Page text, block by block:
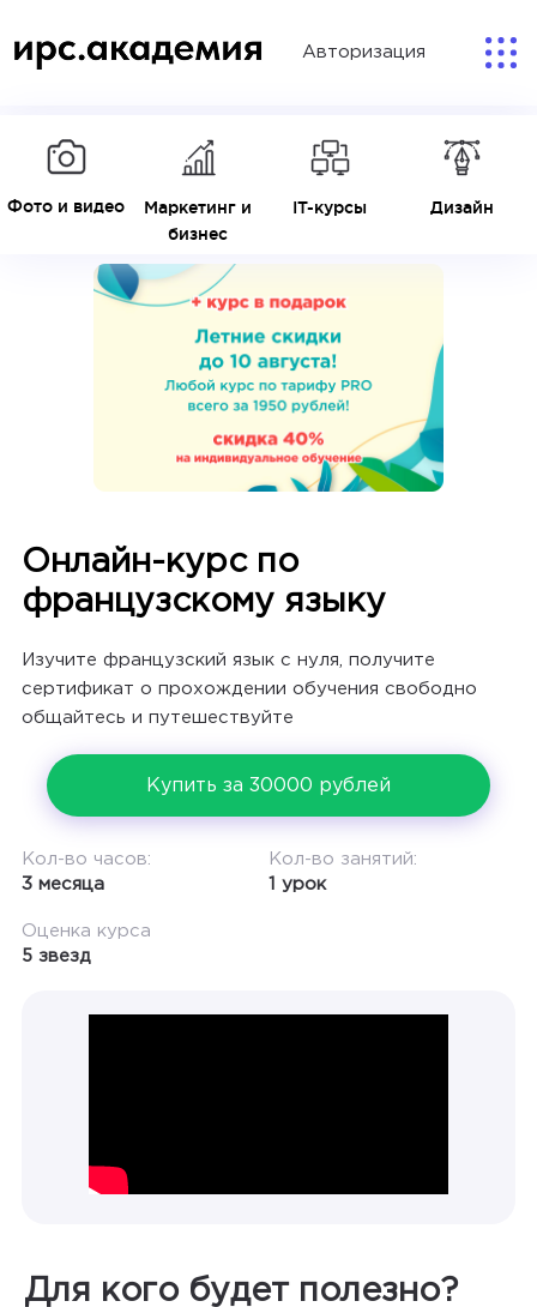
Авторизация
Фото и видео
Маркетинг и
бизнес
IT-курсы Дизайн
Онлайн-курс по
французскому языку
Изучите французский язык с нуля, получите
сертификат о прохождении обучения свободно
общайтесь и путешествуйте
Купить за 30000 рублей
Кол-во часов:
3 месяца
Кол-во занятий:
1 урок
Оценка курса
5 звезд
Для кого будет полезно?